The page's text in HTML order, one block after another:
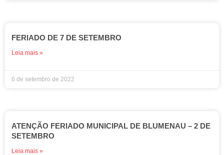
FERIADO DE 7 DE SETEMBRO
Leia mais »
6 de setembro de 2022
ATENÇÃO FERIADO MUNICIPAL DE BLUMENAU – 2 DE
SETEMBRO
Leia mais »